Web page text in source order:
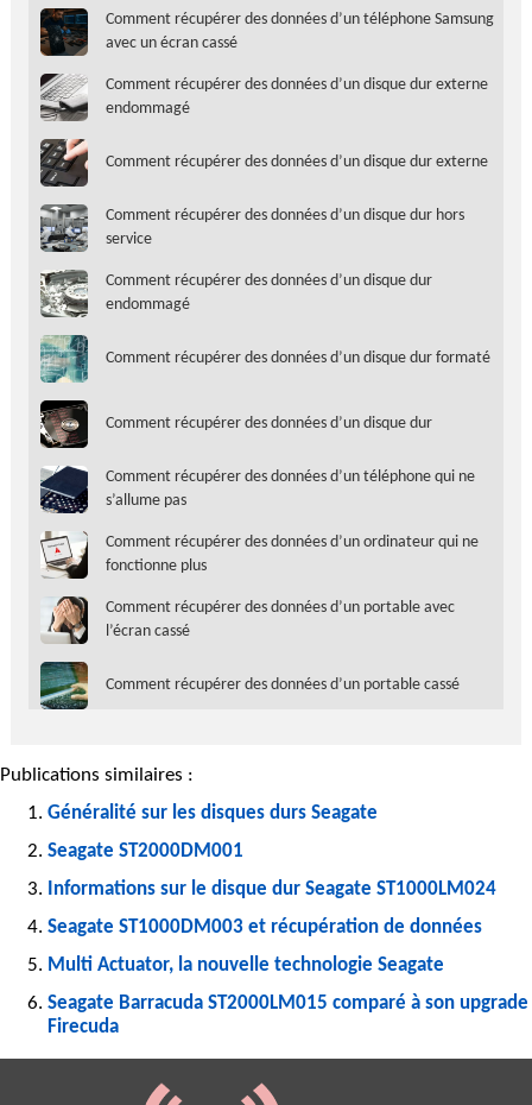
Comment récupérer des données d’un téléphone Samsung
avec un écran cassé
Comment récupérer des données d’un disque dur externe
endommagé
Comment récupérer des données d’un disque dur externe
Comment récupérer des données d’un disque dur hors
service
Comment récupérer des données d’un disque dur
endommagé
Comment récupérer des données d’un disque dur formaté
Comment récupérer des données d’un disque dur
Comment récupérer des données d’un téléphone qui ne
s’allume pas
Comment récupérer des données d’un ordinateur qui ne
fonctionne plus
Comment récupérer des données d’un portable avec
l’écran cassé
Comment récupérer des données d’un portable cassé
Publications similaires :
Généralité sur les disques durs Seagate
Seagate ST2000DM001
Informations sur le disque dur Seagate ST1000LM024
Seagate ST1000DM003 et récupération de données
Multi Actuator, la nouvelle technologie Seagate
Seagate Barracuda ST2000LM015 comparé à son upgrade
Firecuda